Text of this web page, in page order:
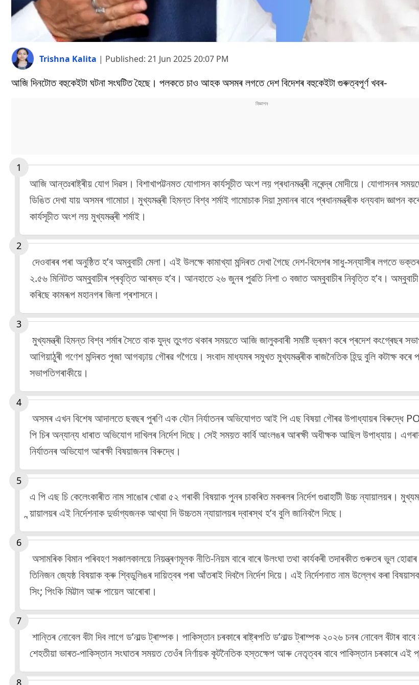
Trishna Kalita | Published: 21 Jun 2025 20:07 PM
আজি দিনটোত বহুকেইটা ঘটনা সংঘটিত হৈছে। পলকতে চাও আহক অসমৰ লগতে দেশ বিদেশৰ বহুকেইটা গুৰুত্বপূৰ্ণ খবৰ-
আজি আন্তঃৰাষ্ট্ৰীয় যোগ দিৱস। বিশাখাপট্টনমত যোগাসন কাৰ্যসূচীত অংশ লয় প্ৰধানমন্ত্ৰী নৰেন্দ্ৰ মোদীয়ে। যোগাসনৰ
ডিঙিত দেখা যায় অসমৰ গামোচা। মুখ্যমন্ত্ৰী হিমন্ত বিশ্ব শৰ্মাই গামোচাক দিয়া সন্মানৰ বাবে প্ৰধানমন্ত্ৰীক ধন্যবাদ জ্ঞাপন
কাৰ্যসূচীত অংশ লয় মুখ্যমন্ত্ৰী শৰ্মাই।
দেওবাৰৰ পৰা অনুষ্ঠিত হ’ব অম্বুবাচী মেলা। এই উলক্ষে কামাখ্যা মন্দিৰত দেখা গৈছে দেশ-বিদেশৰ সাধু-সন্যাসীৰ লগতে
২.৫৬ মিনিটত অম্বুবাচীৰ প্ৰবৃত্তি আৰম্ভ হ’ব। আনহাতে ২৬ জুনৰ পুৱতি নিশা ৩ বজাত অম্বুবাচীৰ নিবৃত্তি হ’ব। অম্বুবাচী
কৰিছে কামৰূপ মহানগৰ জিলা প্ৰশাসনে।
মুখ্যমন্ত্ৰী হিমন্ত বিশ্ব শৰ্মাৰ সৈতে বাক যুদ্ধ তুংগত থকাৰ সময়তে আজি জালুকবাৰী সমষ্টি ভ্ৰমণ কৰে প্ৰদেশ কংগ্ৰেছৰ
আগিয়াঠুৰী গণেশ মন্দিৰত পূজা আগবঢ়ায় গৌৰৱ গগৈয়ে। সংবাদ মাধ্যমৰ সমুখত মুখ্যমন্ত্ৰীক ৰাজনৈতিক হিন্দু বুলি কটাক্ষ কৰে
সভাপতিগৰাকীয়ে।
অসমৰ এখন বিশেষ আদালতে ছবছৰ পুৰণি এক যৌন নিৰ্যাতনৰ অভিযোগত আই পি এছ বিষয়া গৌৰৱ উপাধ্যায়ৰ
পি চিৰ অন্যান্য ধাৰাত অভিযোগ দাখিলৰ নিৰ্দেশ দিছে। সেই সময়ত কাৰ্বি আংলঙৰ আৰক্ষী অধীক্ষক আছিল উপাধ্যায়।
নিৰ্যাতনৰ অভিযোগ আৰক্ষী বিষয়াজনৰ বিৰুদ্ধে।
এ পি এছ চি কেলেংকাৰীত নাম সাঙোৰ খোৱা ৫২ গৰাকী বিষয়াক পুনৰ চাকৰিত মকৰলৰ নিৰ্দেশ গুৱাহাটী উচ্চ ন্যায়ালয়ৰ।
ন্য়ায়ালয়ৰ এই নিৰ্দেশনাক দুৰ্ভাগ্যজনক আখ্যা দি উচ্চতম ন্যায়ালয়ৰ দ্বাৰস্থ হ’ব বুলি জানিবলৈ দিছে।
অসামৰিক বিমান পৰিবহণ সঞ্চালকালয়ে নিয়ন্ত্ৰণমূলক নীতি-নিয়ম বাৰে বাৰে উলংঘা তথা কাৰ্যকৰী তদাৰকীত গুৰুতৰ ভুল
তিনিজন জ্যেষ্ঠ বিষয়াক ক্ৰু শ্বিডুলিঙৰ দায়িত্বৰ পৰা আঁতৰাই দিবলৈ নিৰ্দেশ দিয়ে। এই নিৰ্দেশনাত নাম উল্লেখ কৰা
সিং; পিংকি মিট্টাল আৰু পায়েল আৰোৰা।
শান্তিৰ নোবেল বঁটা দিব লাগে ড’নাল্ড ট্ৰাম্পক। পাকিস্তান চৰকাৰে ৰাষ্ট্ৰপতি ড’নাল্ড ট্ৰাম্পক ২০২৬ চনৰ নোবেল বঁটাৰ
শেহতীয়া ভাৰত-পাকিস্তান সংঘাতৰ সময়ত তেওঁৰ নিৰ্ণায়ক কূটনৈতিক হস্তক্ষেপ আৰু নেতৃত্বৰ বাবে পাকিস্তান চৰকাৰে